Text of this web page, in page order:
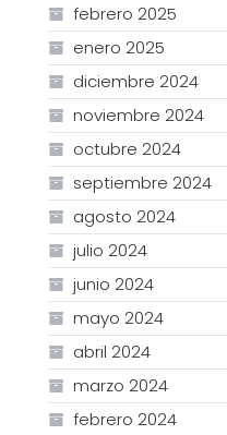
febrero 2025
enero 2025
diciembre 2024
noviembre 2024
octubre 2024
septiembre 2024
agosto 2024
julio 2024
junio 2024
mayo 2024
abril 2024
marzo 2024
febrero 2024